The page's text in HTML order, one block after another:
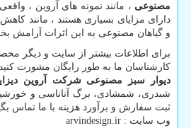
مصنوعی ، مانند نمونه های آروین ،
دارای مزایای بسیاری هستند ، مانند
و گیاهان مصنوعی به این اثرات آرامش
برای اطلاعات بیشتر از سایت و دیگر
کارشناسان ما به طور رایگان مشورت کنید
دیوار سبز مصنوعی شرکت آروین
شبدری، شمشادی، برگ آناناسی و
ثبت سفارش و برآورد هزینه با ما تماس
وب سایت : arvindesign.ir